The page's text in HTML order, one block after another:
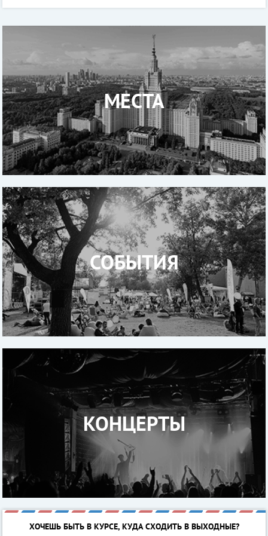
принцип та
МЕСТА
СОБЫТИЯ
КОНЦЕРТЫ
ХОЧЕШЬ БЫТЬ В КУРСЕ, КУДА СХОДИТЬ В ВЫХОДНЫЕ?